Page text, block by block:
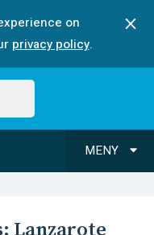
on
privacy policy.
MENY
Lanzarote